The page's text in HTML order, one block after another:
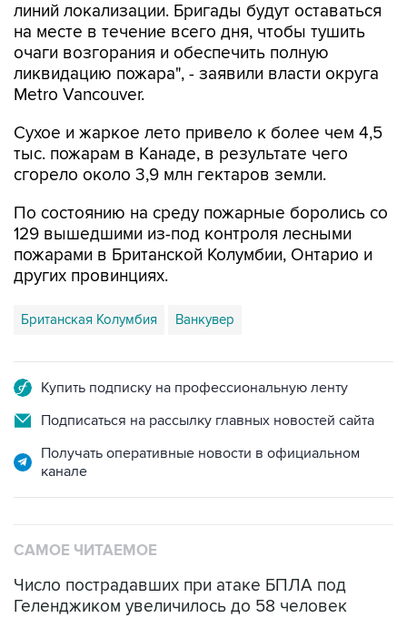
линий локализации. Бригады будут оставаться
на месте в течение всего дня, чтобы тушить
очаги возгорания и обеспечить полную
ликвидацию пожара", - заявили власти округа
Metro Vancouver.
Сухое и жаркое лето привело к более чем 4,5
тыс. пожарам в Канаде, в результате чего
сгорело около 3,9 млн гектаров земли.
По состоянию на среду пожарные боролись со
129 вышедшими из-под контроля лесными
пожарами в Британской Колумбии, Онтарио и
других провинциях.
Британская Колумбия Ванкувер
Купить подписку на профессиональную ленту
Подписаться на рассылку главных новостей сайта
Получать оперативные новости в официальном
канале
САМОЕ ЧИТАЕМОЕ
Число пострадавших при атаке БПЛА под
Геленджиком увеличилось до 58 человек